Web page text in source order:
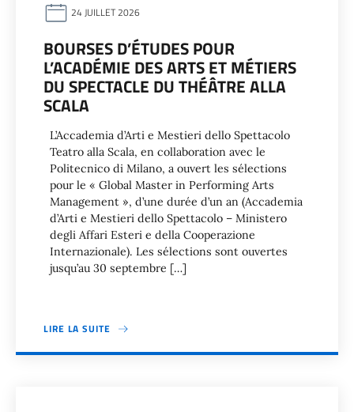
24 JUILLET 2026
BOURSES D’ÉTUDES POUR
L’ACADÉMIE DES ARTS ET MÉTIERS
DU SPECTACLE DU THÉÂTRE ALLA
SCALA
L’Accademia d’Arti e Mestieri dello Spettacolo
Teatro alla Scala, en collaboration avec le
Politecnico di Milano, a ouvert les sélections
pour le « Global Master in Performing Arts
Management », d’une durée d’un an (Accademia
d’Arti e Mestieri dello Spettacolo – Ministero
degli Affari Esteri e della Cooperazione
Internazionale). Les sélections sont ouvertes
jusqu’au 30 septembre […]
LIRE LA SUITE